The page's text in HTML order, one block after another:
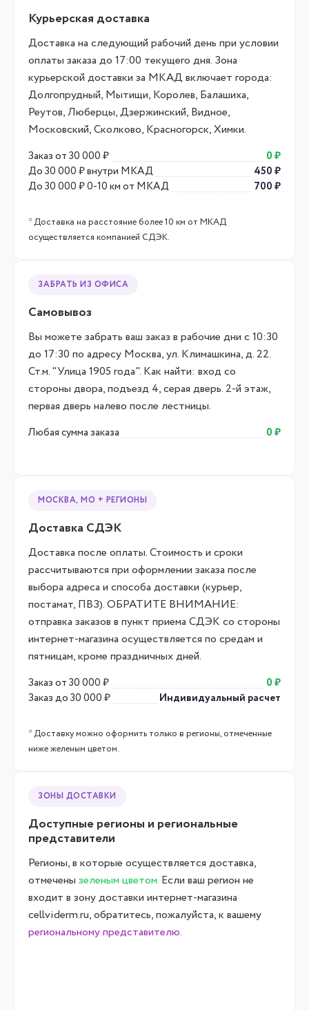
Курьерская доставка
Доставка на следующий рабочий день при условии
оплаты заказа до 17:00 текущего дня. Зона
курьерской доставки за МКАД включает города:
Долгопрудный, Мытищи, Королев, Балашиха,
Реутов, Люберцы, Дзержинский, Видное,
Московский, Сколково, Красногорск, Химки.
Заказ от 30 000 ₽
0 ₽
До 30 000 ₽ внутри МКАД
450 ₽
До 30 000 ₽ 0-10 км от МКАД
700 ₽
* Доставка на расстояние более 10 км от МКАД
осуществляется компанией СДЭК.
ЗАБРАТЬ ИЗ ОФИСА
Самовывоз
Вы можете забрать ваш заказ в рабочие дни с 10:30
до 17:30 по адресу Москва, ул. Климашкина, д. 22.
Ст.м. "Улица 1905 года". Как найти: вход со
стороны двора, подъезд 4, серая дверь. 2-й этаж,
первая дверь налево после лестницы.
Любая сумма заказа 0 ₽
МОСКВА, МО + РЕГИОНЫ
Доставка СДЭК
Доставка после оплаты. Стоимость и сроки
рассчитываются при оформлении заказа после
выбора адреса и способа доставки (курьер,
постамат, ПВЗ). ОБРАТИТЕ ВНИМАНИЕ:
отправка заказов в пункт приема СДЭК со стороны
интернет-магазина осуществляется по средам и
пятницам, кроме праздничных дней.
Заказ от 30 000 ₽
0 ₽
Заказ до 30 000 ₽
Индивидуальный расчет
* Доставку можно оформить только в регионы, отмеченные
ниже желеным цветом.
ЗОНЫ ДОСТАВКИ
Доступные регионы и региональные
представители
Регионы, в которые осуществляется доставка,
отмечены зеленым цветом. Если ваш регион не
входит в зону доставки интернет-магазина
cellviderm.ru, обратитесь, пожалуйста, к вашему
региональному представителю.